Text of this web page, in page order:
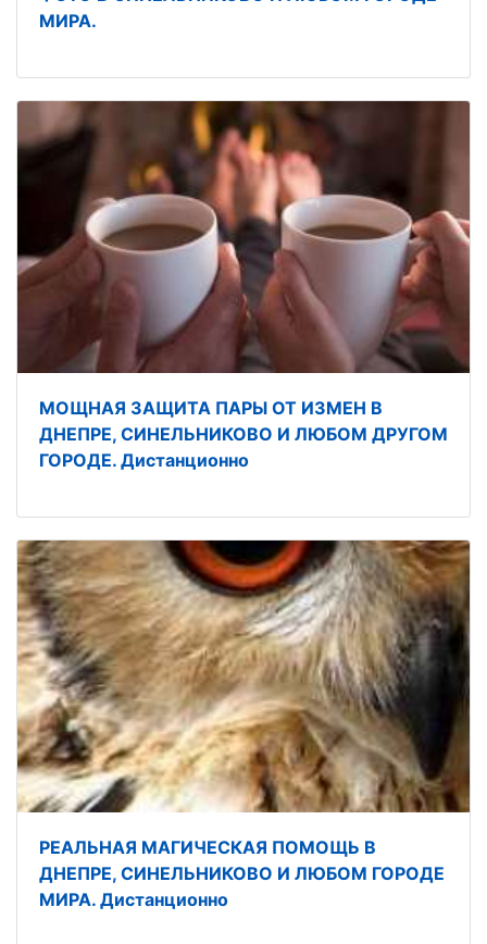
МИРА.
МОЩНАЯ ЗАЩИТА ПАРЫ ОТ ИЗМЕН В
ДНЕПРЕ, СИНЕЛЬНИКОВО И ЛЮБОМ ДРУГОМ
ГОРОДЕ. Дистанционно
РЕАЛЬНАЯ МАГИЧЕСКАЯ ПОМОЩЬ В
ДНЕПРЕ, СИНЕЛЬНИКОВО И ЛЮБОМ ГОРОДЕ
МИРА. Дистанционно